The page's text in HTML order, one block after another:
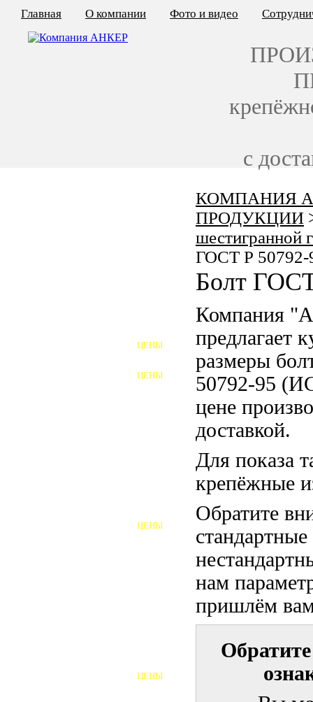
КОМПАНИЯ
ПРОДУКЦИИ
шестигранной
ГОСТ Р
Болт
Компания
предлагает
размеры
50792-95
цене
доставкой.
Для показа
крепёжные
Обратите
нам
пришлём
ЦЕНЫ
ЦЕНЫ
ШАЙБЫ ФУНДАМЕНТНЫЕ
ЦЕНЫ
ЦЕНЫ
Главная О компании Фото и видео
с